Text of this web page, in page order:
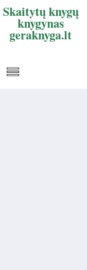
Skaitytų knygų
knygynas
geraknyga.lt